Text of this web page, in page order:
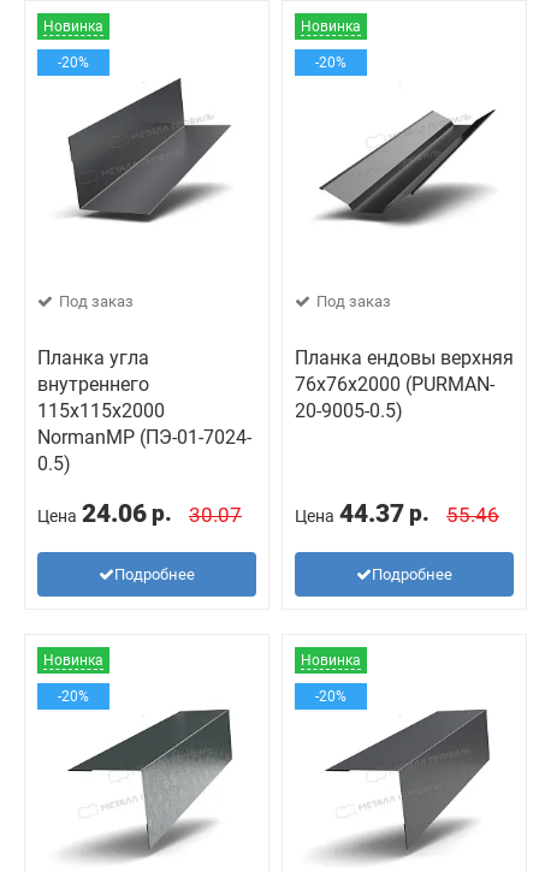
Новинка
-20%
Под заказ
Планка угла
внутреннего
115х115х2000
NormanMP (ПЭ-01-7024-
0.5)
Цена 24.06 р. 30.07
Подробнее
Новинка
-20%
Под заказ
Планка ендовы верхняя
76х76х2000 (PURMAN-
20-9005-0.5)
Цена 44.37 р. 55.46
Подробнее
Новинка
-20%
Новинка
-20%